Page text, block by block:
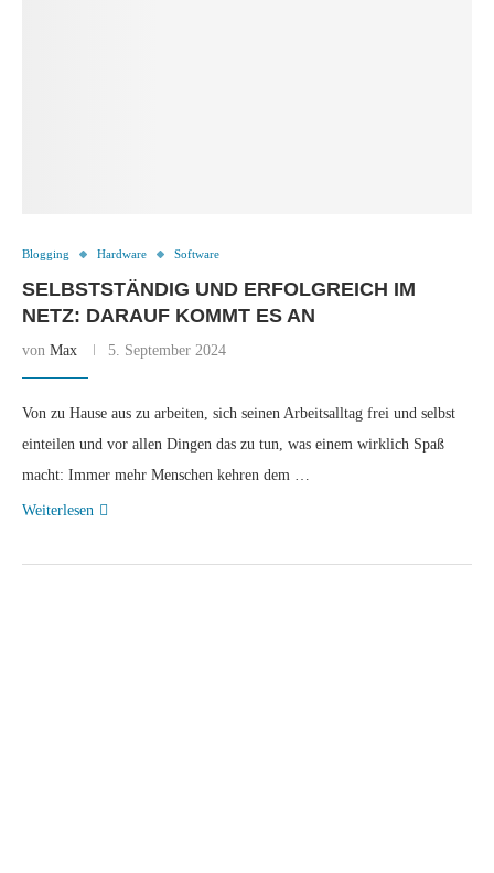
Blogging Hardware Software
SELBSTSTÄNDIG UND ERFOLGREICH IM
NETZ: DARAUF KOMMT ES AN
von Max 5. September 2024
Von zu Hause aus zu arbeiten, sich seinen Arbeitsalltag frei und selbst
einteilen und vor allen Dingen das zu tun, was einem wirklich Spaß
macht: Immer mehr Menschen kehren dem …
Weiterlesen